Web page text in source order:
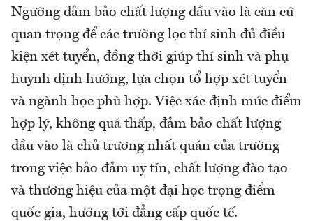
Ngưỡng đảm bảo chất lượng đầu vào là căn cứ
quan trọng để các trường lọc thí sinh đủ điều
kiện xét tuyển, đồng thời giúp thí sinh và phụ
huynh định hướng, lựa chọn tổ hợp xét tuyển
và ngành học phù hợp. Việc xác định mức điểm
hợp lý, không quá thấp, đảm bảo chất lượng
đầu vào là chủ trương nhất quán của trường
trong việc bảo đảm uy tín, chất lượng đào tạo
và thương hiệu của một đại học trọng điểm
quốc gia, hướng tới đẳng cấp quốc tế.